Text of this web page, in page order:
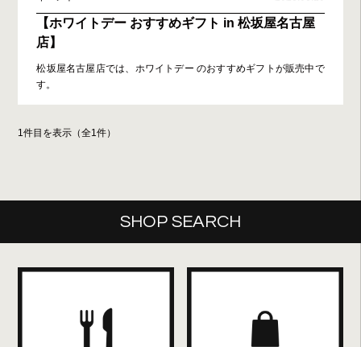
【ホワイトデー おすすめギフト in 松坂屋名古屋
店】
松坂屋名古屋店では、ホワイトデー のおすすめギフトが販売中で
す。
1件目を表示（全1件）
SHOP SEARCH